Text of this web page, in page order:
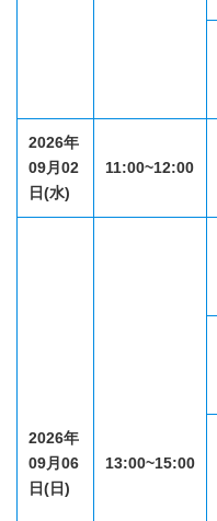
2026年
09月02
日(水)
11:00~12:00
2026年
09月06
日(日)
13:00~15:00